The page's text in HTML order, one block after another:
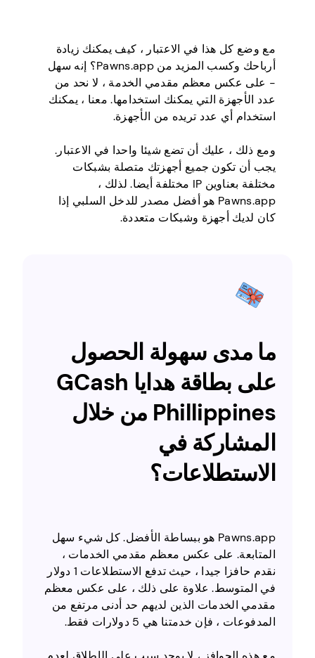
مع وضع كل هذا في الاعتبار ، كيف يمكنك زيادة
أرباحك وكسب المزيد من Pawns.app؟ إنه سهل
- على عكس معظم مقدمي الخدمة ، لا نحد من
عدد الأجهزة التي يمكنك استخدامها. معنا ، يمكنك
استخدام أي عدد تريده من الأجهزة.
ومع ذلك ، عليك أن تضع شيئا واحدا في الاعتبار.
يجب أن تكون جميع أجهزتك متصلة بشبكات
مختلفة بعناوين IP مختلفة أيضا. لذلك ،
Pawns.app هو أفضل مصدر للدخل السلبي إذا
كان لديك أجهزة وشبكات متعددة.
ما مدى سهولة الحصول
على بطاقة هدايا GCash
Phillippines من خلال
المشاركة في
الاستطلاعات؟
Pawns.app هو ببساطة الأفضل. كل شيء سهل
المتابعة. على عكس معظم مقدمي الخدمات ،
نقدم حافزا جيدا ، حيث تدفع الاستطلاعات 1 دولار
في المتوسط. علاوة على ذلك ، على عكس معظم
مقدمي الخدمات الذين لديهم حد أدنى مرتفع من
المدفوعات ، فإن خدمتنا هي 5 دولارات فقط.